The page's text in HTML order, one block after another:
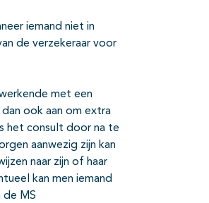
iemand niet in
de verzekeraar voor
met een
ook aan om extra
het consult door na te
aanwezig zijn kan
naar zijn of haar
kan men iemand
de MS